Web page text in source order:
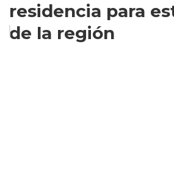
residencia para
de la región